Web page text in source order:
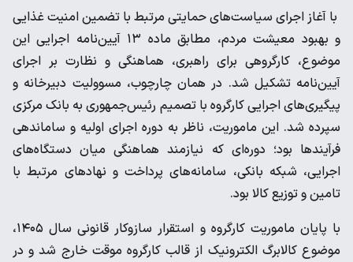
با آغاز اجرای سیاست‌های حمایتی مرتبط با تضمین امنیت غذایی
و بهبود معیشت مردم، مطابق ماده ۱۳ آیین‌نامه اجرایی این
موضوع، کارگروهی برای راهبری، هماهنگی و نظارت بر اجرای
آیین‌نامه تشکیل شد. در همان چارچوب، مسوولیت دبیرخانه و
پیگیری‌های اجرایی کارگروه با تصمیم رئیس‌جمهوری به بانک مرکزی
سپرده شد. این ماموریت، ناظر به دوره اجرای اولیه و ساماندهی
فرآیندها بود؛ دوره‌ای که نیازمند هماهنگی میان دستگاه‌های
اجرایی، شبکه بانکی، سامانه‌های پرداخت و نهادهای مرتبط با
تامین و توزیع کالا بود.
با پایان ماموریت کارگروه و استقرار سازوکار قانونی سال ۱۴۰۵،
موضوع کالابرگ الکترونیک از قالب کارگروه موقت خارج شد و در